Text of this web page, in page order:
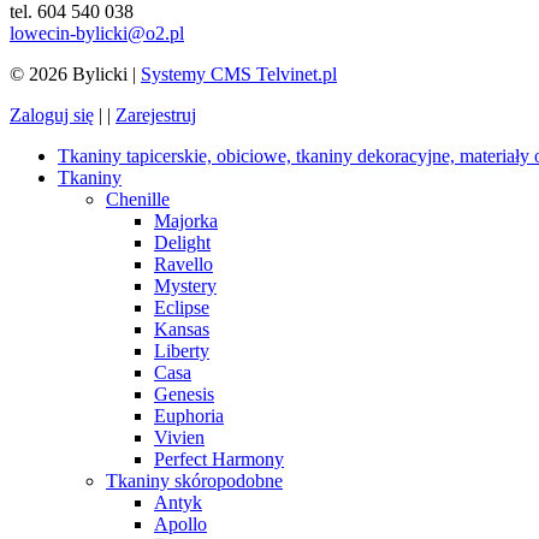
tel. 604 540 038
lowecin-bylicki@o2.pl
© 2026 Bylicki | Systemy CMS Telvinet.pl
Zaloguj się | | Zarejestruj
Tkaniny tapicerskie, obiciowe, tkaniny dekoracyjne, materiały
Tkaniny
Chenille
Majorka
Delight
Ravello
Mystery
Eclipse
Kansas
Liberty
Casa
Genesis
Euphoria
Vivien
Perfect Harmony
Tkaniny skóropodobne
Antyk
Apollo